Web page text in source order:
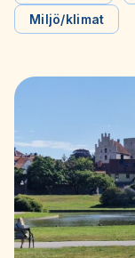
kollektivtrafiken.
Miljö/klimat